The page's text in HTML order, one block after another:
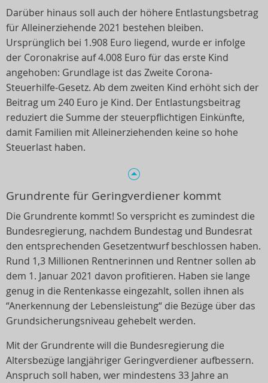
Darüber hinaus soll auch der höhere Entlastungsbetrag
für Alleinerziehende 2021 bestehen bleiben.
Ursprünglich bei 1.908 Euro liegend, wurde er infolge
der Coronakrise auf 4.008 Euro für das erste Kind
angehoben: Grundlage ist das Zweite Corona-
Steuerhilfe-Gesetz. Ab dem zweiten Kind erhöht sich der
Beitrag um 240 Euro je Kind. Der Entlastungsbeitrag
reduziert die Summe der steuerpflichtigen Einkünfte,
damit Familien mit Alleinerziehenden keine so hohe
Steuerlast haben.
Grundrente für Geringverdiener kommt
Die Grundrente kommt! So verspricht es zumindest die
Bundesregierung, nachdem Bundestag und Bundesrat
den entsprechenden Gesetzentwurf beschlossen haben.
Rund 1,3 Millionen Rentnerinnen und Rentner sollen ab
dem 1. Januar 2021 davon profitieren. Haben sie lange
genug in die Rentenkasse eingezahlt, sollen ihnen als
“Anerkennung der Lebensleistung“ die Bezüge über das
Grundsicherungsniveau gehebelt werden.
Mit der Grundrente will die Bundesregierung die
Altersbezüge langjähriger Geringverdiener aufbessern.
Anspruch soll haben, wer mindestens 33 Jahre an